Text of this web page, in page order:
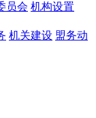
员会 机构设置
机关建设 盟务动